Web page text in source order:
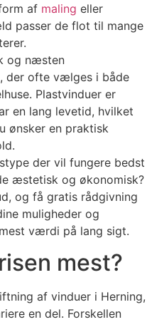
af maling eller
passer de flot til mange
og næsten
der ofte vælges i både
Plastvinduer er
en lang levetid, hvilket
ønsker en praktisk
der vil fungere bedst
æstetisk og økonomisk?
og få gratis rådgivning
muligheder og
værdi på lang sigt.
mest?
af vinduer i Herning,
en del. Forskellen